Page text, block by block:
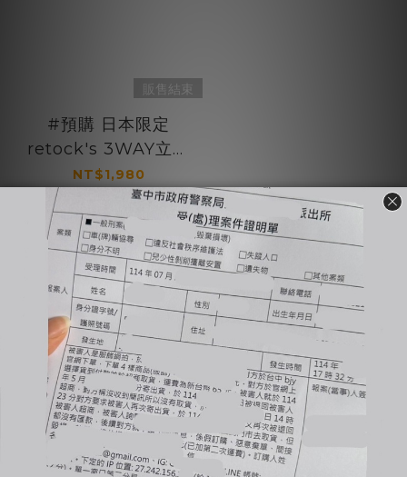
販售結束
#預購 日本限定
retock's 3WAY立領
M65 軍用兩件式 保暖
外套 兩色
NT$1,980